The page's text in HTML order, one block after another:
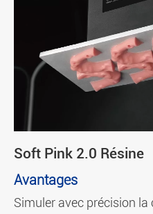
Soft Pink 2.0 Résine
Avantages
Simuler avec précision la